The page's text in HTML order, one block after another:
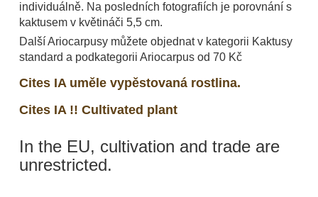
individuálně. Na posledních fotografiích je porovnání s
kaktusem v květináči 5,5 cm.
Další Ariocarpusy můžete objednat v kategorii Kaktusy
standard a podkategorii Ariocarpus od 70 Kč
Cites IA uměle vypěstovaná rostlina.
Cites IA !! Cultivated plant
In the EU, cultivation and trade are
unrestricted.